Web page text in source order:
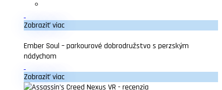
Zobraziť viac
Ember Soul – parkourové dobrodružstvo s perzským
nádychom
Zobraziť viac